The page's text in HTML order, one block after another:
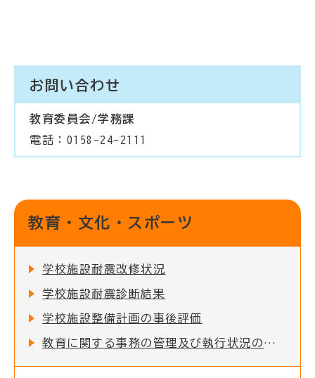
お問い合わせ
教育委員会/学務課
電話：0158-24-2111
教育・文化・スポーツ
学校施設耐震改修状況
学校施設耐震診断結果
学校施設整備計画の事後評価
教育に関する事務の管理及び執行状況の点検及び評価報告書